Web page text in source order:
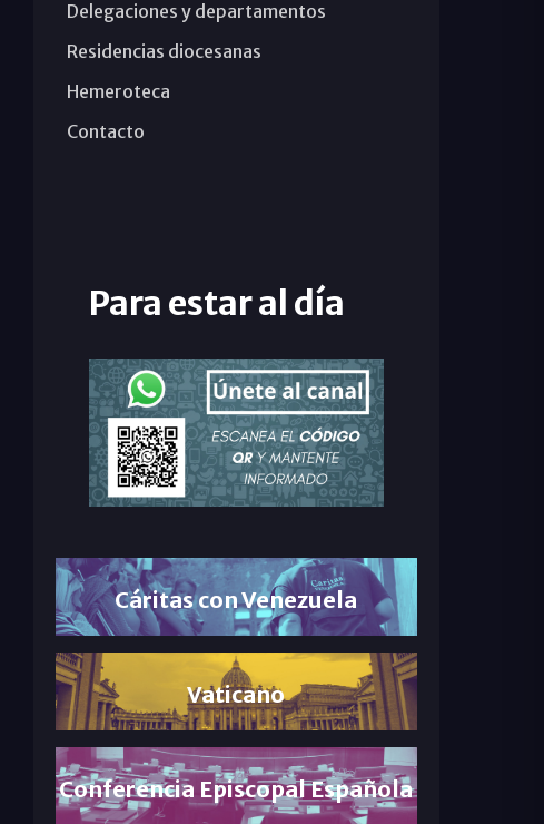
Delegaciones y departamentos
Residencias diocesanas
Hemeroteca
Contacto
Para estar al día
Cáritas con Venezuela
Vaticano
Conferencia Episcopal Española